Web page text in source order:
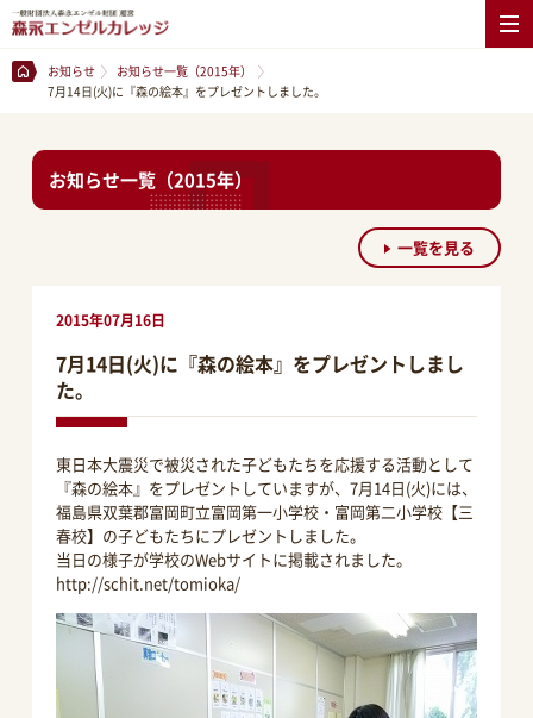
お知らせ
お知らせ一覧（2015年）
7月14日(火)に『森の絵本』をプレゼントしました。
お知らせ一覧（2015年）
一覧を見る
2015年07月16日
7月14日(火)に『森の絵本』をプレゼントしまし
た。
東日本大震災で被災された子どもたちを応援する活動として
『森の絵本』をプレゼントしていますが、7月14日(火)には、
福島県双葉郡富岡町立富岡第一小学校・富岡第二小学校【三
春校】の子どもたちにプレゼントしました。
当日の様子が学校のWebサイトに掲載されました。
http://schit.net/tomioka/